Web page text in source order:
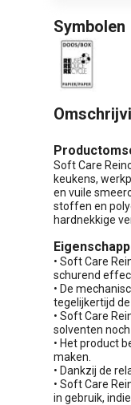
Symbolen
Soft Care
keukens,
en vuile
stoffen en
hardnekkige
• Soft Care
schurend
• De
tegelijkertijd
• Soft Care
solventen noch
• Het product
maken.
• Dankzij de
• Soft Care
in gebruik,